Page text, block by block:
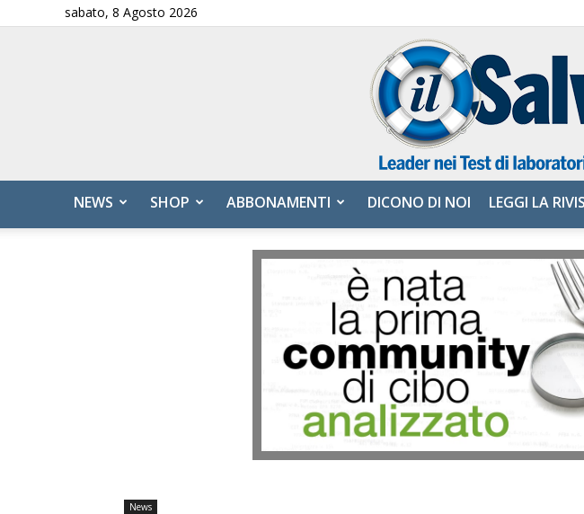
sabato, 8 Agosto 2026
NEWS SHOP ABBONAMENTI DICONO DI NOI LEGGI LA
News